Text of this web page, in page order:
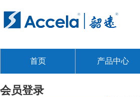
首页 产品中心
会员登录